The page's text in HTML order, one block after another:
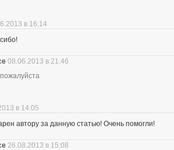
в 16:14
08.06.2013 в 21:46
пожалуйста
в 14:05
автору за данную статью! Очень помогли!
26.08.2013 в 15:08